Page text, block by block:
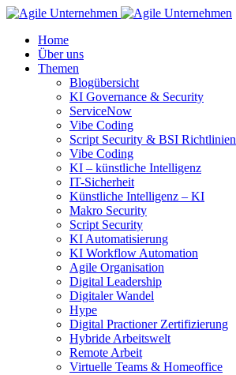
Home
Über uns
Themen
Blogübersicht
KI Governance & Security
ServiceNow
Vibe Coding
Script Security & BSI Richtlinien
Vibe Coding
KI – künstliche Intelligenz
IT-Sicherheit
Künstliche Intelligenz – KI
Makro Security
Script Security
KI Automatisierung
KI Workflow Automation
Agile Organisation
Digital Leadership
Digitaler Wandel
Hype
Digital Practioner Zertifizierung
Hybride Arbeitswelt
Remote Arbeit
Virtuelle Teams & Homeoffice